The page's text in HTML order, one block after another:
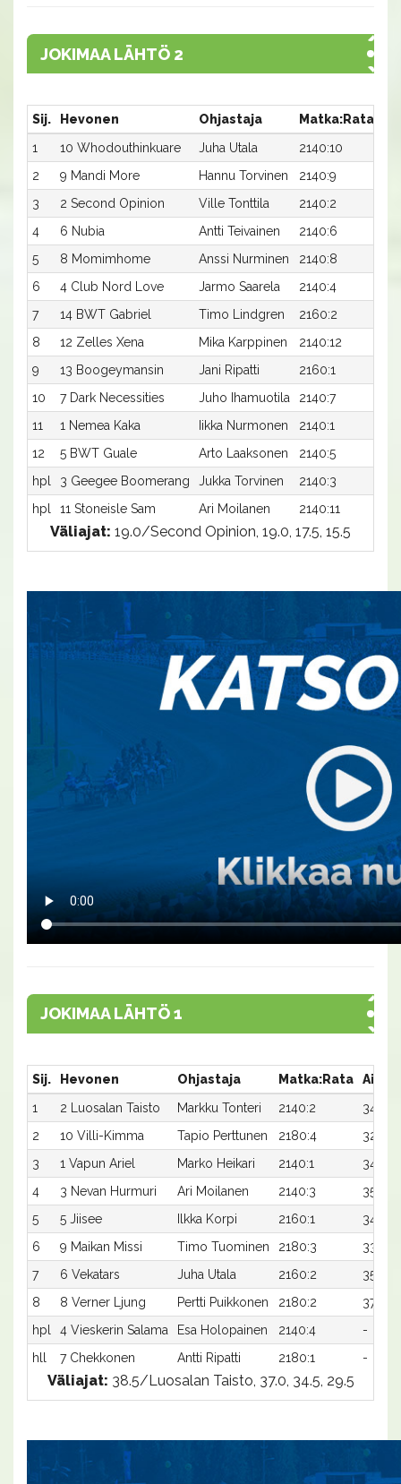
JOKIMAA LÄHTÖ 2
Sij. Hevonen Ohjastaja Matka:Rata
1
10 Whodouthinkuare Juha Utala 2140:10
2
9 Mandi More Hannu Torvinen 2140:9
3
2 Second Opinion Ville Tonttila 2140:2
4
6 Nubia Antti Teivainen 2140:6
5
8 Momimhome Anssi Nurminen 2140:8
6
4 Club Nord Love Jarmo Saarela 2140:4
7
14 BWT Gabriel Timo Lindgren 2160:2
8
12 Zelles Xena Mika Karppinen 2140:12
9
13 Boogeymansin Jani Ripatti 2160:1
10
7 Dark Necessities Juho Ihamuotila 2140:7
11
1 Nemea Kaka Iikka Nurmonen 2140:1
12
5 BWT Guale Arto Laaksonen 2140:5
hpl
3 Geegee Boomerang Jukka Torvinen 2140:3
hpl
11 Stoneisle Sam Ari Moilanen 2140:11
Väliajat: 19.0/Second Opinion, 19.0, 17.5, 15.5
JOKIMAA LÄHTÖ 1
Sij. Hevonen Ohjastaja Matka:Rata
Aika
1
2 Luosalan Taisto Markku Tonteri 2140:2
34,2
2
10 Villi-Kimma Tapio Perttunen 2180:4
32,8
3
1 Vapun Ariel Marko Heikari 2140:1
34,7
4
3 Nevan Hurmuri Ari Moilanen 2140:3
35,0
5
5 Jiisee Ilkka Korpi 2160:1
34,2
6
9 Maikan Missi Timo Tuominen 2180:3
33,9x
7
6 Vekatars Juha Utala 2160:2
35,9x
8
8 Verner Ljung Pertti Puikkonen 2180:2
37,8x
hpl
4 Vieskerin Salama Esa Holopainen 2140:4
-
hll
7 Chekkonen Antti Ripatti 2180:1 -
Väliajat: 38.5/Luosalan Taisto, 37.0, 34.5, 29.5